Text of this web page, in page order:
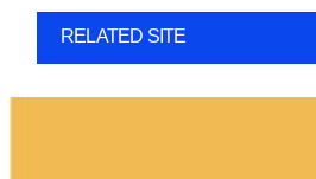
RELATED SITE